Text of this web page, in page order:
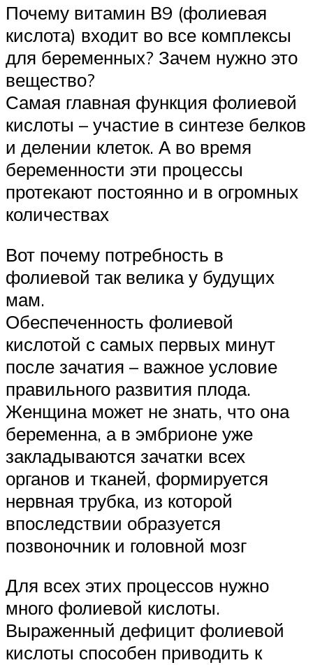
Почему витамин В9 (фолиевая
кислота) входит во все комплексы
для беременных? Зачем нужно это
вещество?
Самая главная функция фолиевой
кислоты – участие в синтезе белков
и делении клеток. А во время
беременности эти процессы
протекают постоянно и в огромных
количествах
Вот почему потребность в
фолиевой так велика у будущих
мам.
Обеспеченность фолиевой
кислотой с самых первых минут
после зачатия – важное условие
правильного развития плода.
Женщина может не знать, что она
беременна, а в эмбрионе уже
закладываются зачатки всех
органов и тканей, формируется
нервная трубка, из которой
впоследствии образуется
позвоночник и головной мозг
Для всех этих процессов нужно
много фолиевой кислоты.
Выраженный дефицит фолиевой
кислоты способен приводить к